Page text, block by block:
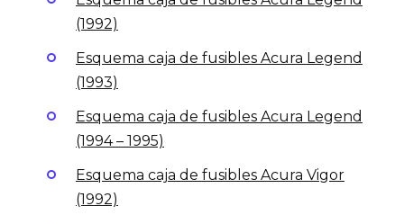
(1992)
Esquema caja de fusibles Acura Legend
(1993)
Esquema caja de fusibles Acura Legend
(1994 – 1995)
Esquema caja de fusibles Acura Vigor
(1992)